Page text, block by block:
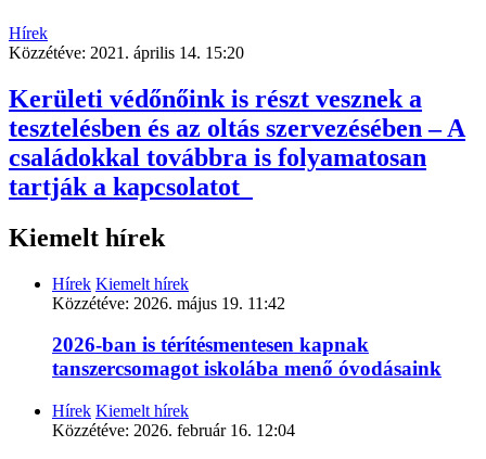
Hírek
Közzétéve: 2021. április 14. 15:20
Kerületi védőnőink is részt vesznek a
tesztelésben és az oltás szervezésében – A
családokkal továbbra is folyamatosan
tartják a kapcsolatot
Kiemelt hírek
Hírek Kiemelt hírek
Közzétéve: 2026. május 19. 11:42
2026-ban is térítésmentesen kapnak
tanszercsomagot iskolába menő óvodásaink
Hírek Kiemelt hírek
Közzétéve: 2026. február 16. 12:04